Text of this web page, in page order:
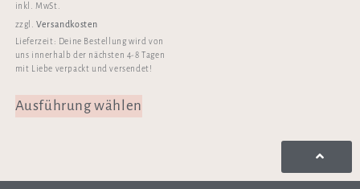
inkl. MwSt.
zzgl.Versandkosten
Lieferzeit: Deine Bestellung wird von
uns innerhalb der nächsten 4-8 Tagen
mit Liebe verpackt und versendet!
Ausführung wählen